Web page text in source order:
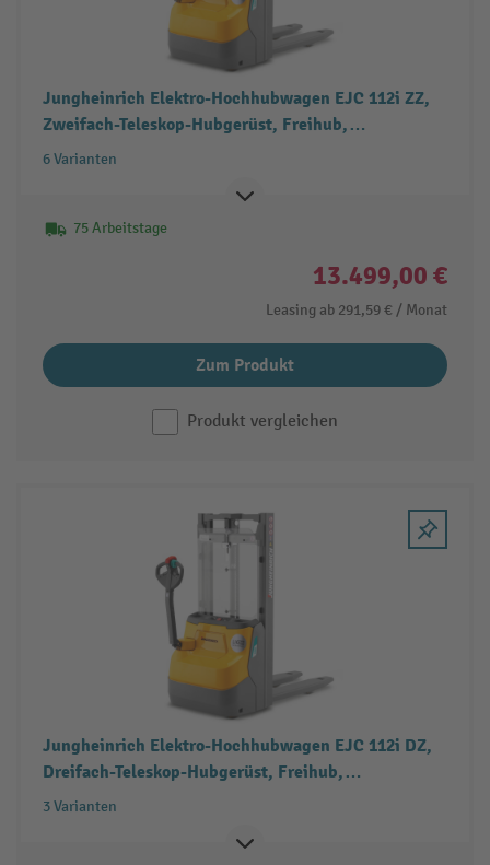
Jungheinrich Elektro-Hochhubwagen EJC 112i ZZ,
Zweifach-Teleskop-Hubgerüst, Freihub,
Tragfähigkeit 1.200 kg
6 Varianten
75 Arbeitstage
13.499,00 €
Leasing ab 291,59 € / Monat
Zum Produkt
Produkt vergleichen
Jungheinrich Elektro-Hochhubwagen EJC 112i DZ,
Dreifach-Teleskop-Hubgerüst, Freihub,
Tragfähigkeit 1.200 kg
3 Varianten